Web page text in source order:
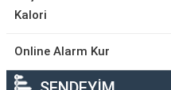
Kalori
Online Alarm Kur